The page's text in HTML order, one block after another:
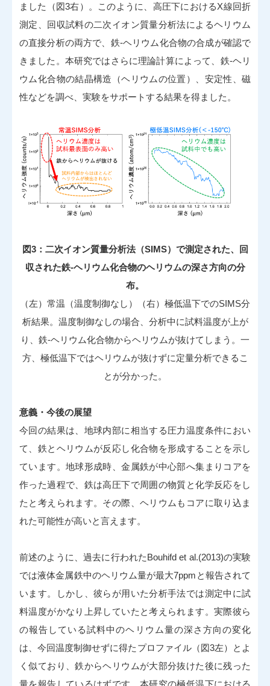
ました（図3右）。このように、高圧下におけるX線回折
測定、回収試料の二次イオン質量分析法によるヘリウム
の直接分析の両方で、鉄-ヘリウム化合物の合成が確認で
きました。本研究ではさらに理論計算によって、鉄-ヘリ
ウム化合物の結晶構造（ヘリウムの位置）、安定性、磁
性などを調べ、実験をサポートする結果を得ました。
図3：二次イオン質量分析法（SIMS）で測定された、回
収された鉄-ヘリウム化合物のヘリウムの深さ方向の分
布。
（左）常温（温度制御なし）（右）極低温下でのSIMS分
析結果。温度制御なしの場合、分析中に試料温度が上が
り、鉄-ヘリウム化合物からヘリウムが抜けてしまう。一
方、極低温下ではヘリウムが抜けずに定量分析できるこ
とが分かった。
意義・今後の展望
今回の結果は、地球内部に相当する圧力温度条件におい
て、鉄とヘリウムが反応し化合物を形成することを示し
ています。地球形成時、金属鉄が中心部へ集まりコアを
作った過程で、鉄は高圧下で周囲の物質と化学反応をし
たと考えられます。その際、ヘリウムもコアに取り込ま
れた可能性が高いと言えます。
前述のように、過去に行われたBouhifd et al.(2013)の実験
では液体金属鉄中のヘリウム量が最大7ppmと報告されて
います。しかし、彼らが用いた分析手法では測定中に試
料温度がかなり上昇していたと考えられます。実際彼ら
の報告している試料中のヘリウム量の深さ方向の変化
は、今回温度制御せずに得たプロファイル（図3左）とよ
く似ており、鉄からヘリウムが大部分抜けた後に残った